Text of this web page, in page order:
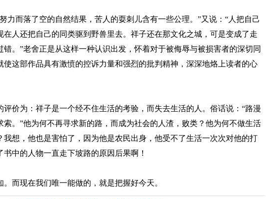
力而落了空的自然结果，苦人的耍刺儿含有一些公理。”又说：“人把自己
在人还把自己的同类驱到野兽里去。祥子还在那文化之城，可是变成了走
。”老舍正是从这样一种认识出发，怀着对于被侮辱与被损害者的深切同
使这部作品具有激愤的控诉力量和强烈的批判精神，深深地烙上读者的心
价为：祥子是一个经不住生活的考验，而失去生活的人。俗话说：“路漫
索。”他为何不再寻求新的路，而成为社会的人渣，败类？他为何不做生活
我想，他也是害怕了，因为他是农民出身，他受不了生活一次次对他的打
中的人物一直走下坡路的原因后果啊！
而现在我们唯一能做的，就是把握好今天。